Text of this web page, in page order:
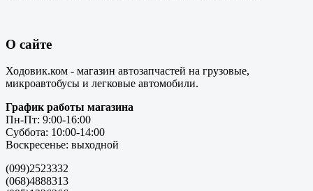
О сайте
Ходовик.ком - магазин автозапчастей на грузовые,
микроавтобусы и легковые автомобили.
График работы магазина
Пн-Пт: 9:00-16:00
Суббота: 10:00-14:00
Воскресенье: выходной
(099)2523332
(068)4888313